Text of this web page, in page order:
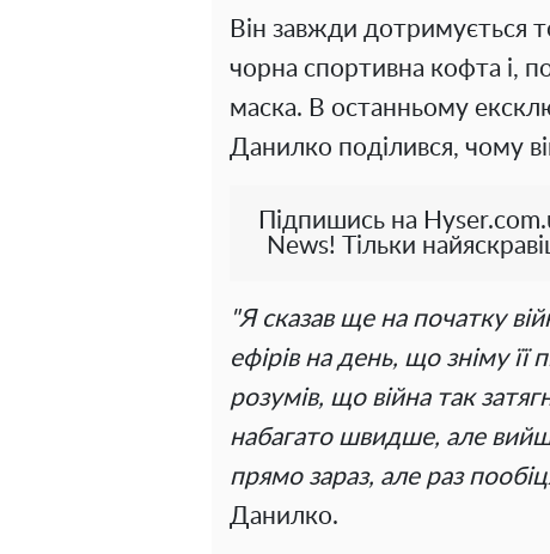
Він завжди дотримується
чорна спортивна кофта і,
маска. В останньому
Данилко поділився, чому
Підпишись на
News! Тільки
"Я сказав ще на початку
ефірів на день, що зніму її
розумів, що війна так
набагато швидше, але
прямо зараз, але раз
Данилко.